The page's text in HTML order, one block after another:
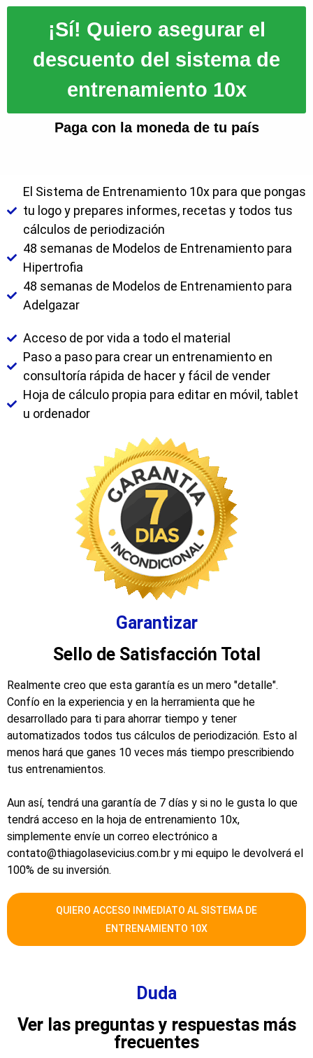
¡Sí! Quiero asegurar el
descuento del sistema de
entrenamiento 10x
Paga con la moneda de tu país
El Sistema de Entrenamiento 10x para que pongas
tu logo y prepares informes, recetas y todos tus
cálculos de periodización
48 semanas de Modelos de Entrenamiento para
Hipertrofia​
48 semanas de Modelos de Entrenamiento para
Adelgazar
Acceso de por vida a todo el material
Paso a paso para crear un entrenamiento en
consultoría rápida de hacer y fácil de vender
Hoja de cálculo propia para editar en móvil, tablet
u ordenador
Garantizar
Sello de Satisfacción Total​
Realmente creo que esta garantía es un mero "detalle".
Confío en la experiencia y en la herramienta que he
desarrollado para ti para ahorrar tiempo y tener
automatizados todos tus cálculos de periodización. Esto al
menos hará que ganes 10 veces más tiempo prescribiendo
tus entrenamientos.
Aun así, tendrá una garantía de 7 días y si no le gusta lo que
tendrá acceso en la hoja de entrenamiento 10x,
simplemente envíe un correo electrónico a
contato@thiagolasevicius.com.br y mi equipo le devolverá el
100% de su inversión.
QUIERO ACCESO INMEDIATO AL SISTEMA DE
ENTRENAMIENTO 10X
Duda
Ver las preguntas y respuestas más
frecuentes